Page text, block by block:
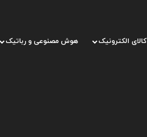
کالای الکترونیک هوش مصنوعی و رباتیک